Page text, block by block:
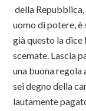
della
uomo di potere, è
già questo la dice
scemate. Lascia
una buona
sei degno della
lautamente